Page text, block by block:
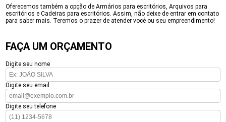
Oferecemos também a opção de Armários para escritórios, Arquivos para
escritórios e Cadeiras para escritórios. Assim, não deixe de entrar em contato
para saber mais. Teremos o prazer de atender você ou seu empreendimento!
FAÇA UM ORÇAMENTO
Digite seu nome
Digite seu email
Digite seu telefone